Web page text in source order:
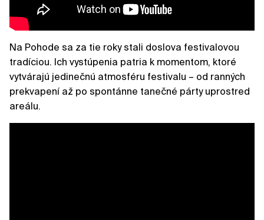
Na Pohode sa za tie roky stali doslova festivalovou
tradíciou. Ich vystúpenia patria k momentom, ktoré
vytvárajú jedinečnú atmosféru festivalu – od ranných
prekvapení až po spontánne tanečné párty uprostred
areálu.